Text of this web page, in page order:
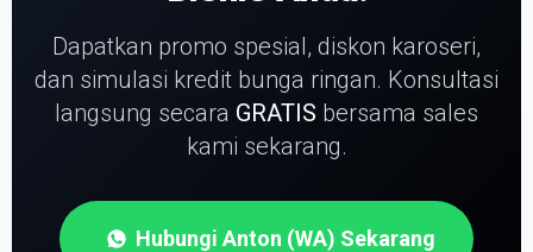
Dapatkan promo spesial, diskon karoseri,
dan simulasi kredit bunga ringan. Konsultasi
langsung secara GRATIS bersama sales
kami sekarang.
Hubungi Anton (WA) Sekarang